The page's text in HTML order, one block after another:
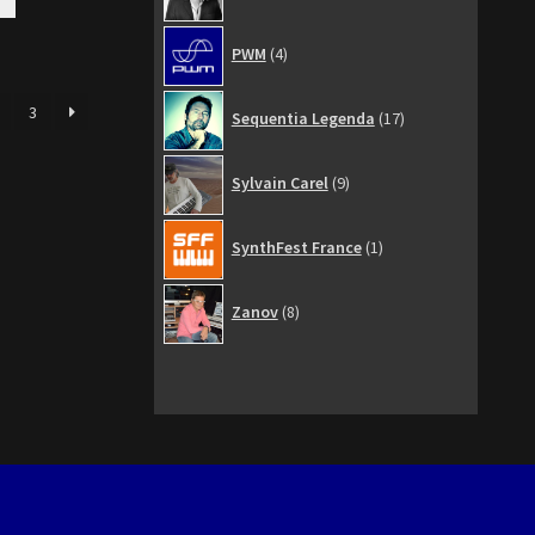
3
PWM 4produits
Sequentia Legenda 17produits
Sylvain Carel 9produits
SynthFest France 1produit
Zanov 8produits